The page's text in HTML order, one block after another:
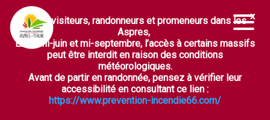
Ouvrir la barre d’outils
Chers visiteurs, randonneurs et promeneurs dans les
Aspres,
Entre mi-juin et mi-septembre, l’accès à certains massifs
peut être interdit en raison des conditions
météorologiques.
Avant de partir en randonnée, pensez à vérifier leur
accessibilité en consultant ce lien :
https://www.prevention-incendie66.com/